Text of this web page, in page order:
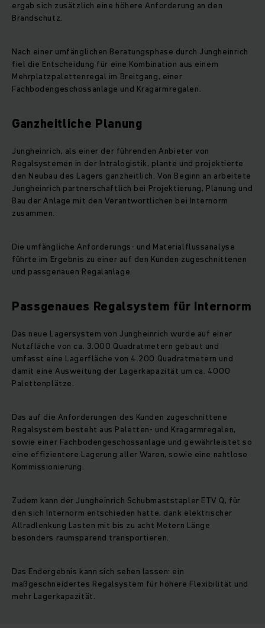
ergab sich zusätzlich eine höhere Anforderung an den
Brandschutz.
Nach einer umfänglichen Beratungsphase durch Jungheinrich
fiel die Entscheidung für eine Kombination aus einem
Mehrplatzpalettenregal im Breitgang, einer
Fachbodengeschossanlage und Kragarmregalen.
Ganzheitliche Planung
Jungheinrich, als einer der führenden Anbieter von
Regalsystemen in der Intralogistik, plante und projektierte
den Neubau des Lagers ganzheitlich. Von Beginn an arbeitete
Jungheinrich partnerschaftlich bei Projektierung, Planung und
Bau der Anlage mit den Verantwortlichen bei Internorm
zusammen.
Die umfängliche Anforderungs- und Materialflussanalyse
führte im Ergebnis zu einer auf den Kunden zugeschnittenen
und passgenauen Regalanlage.
Passgenaues Regalsystem für Internorm
Das neue Lagersystem von Jungheinrich wurde auf einer
Nutzfläche von ca. 3.000 Quadratmetern gebaut und
umfasst eine Lagerfläche von 4.200 Quadratmetern und
damit eine Ausweitung der Lagerkapazität um ca. 4000
Palettenplätze.
Das auf die Anforderungen des Kunden zugeschnittene
Regalsystem besteht aus Paletten- und Kragarmregalen,
sowie einer Fachbodengeschossanlage und gewährleistet so
eine effizientere Lagerung aller Waren, sowie eine nahtlose
Kommissionierung.
Zudem kann der Jungheinrich Schubmaststapler ETV Q, für
den sich Internorm entschieden hatte, dank elektrischer
Allradlenkung Lasten mit bis zu acht Metern Länge
besonders raumsparend transportieren.
Das Endergebnis kann sich sehen lassen: ein
maßgeschneidertes Regalsystem für höhere Flexibilität und
mehr Lagerkapazität.